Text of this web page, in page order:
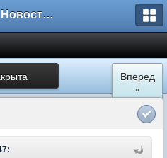
Форум Новостройки
Вперед
»